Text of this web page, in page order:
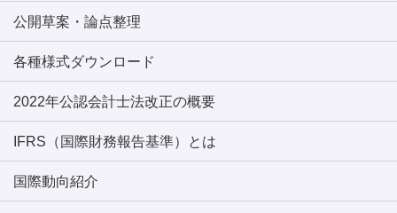
公開草案・論点整理
各種様式ダウンロード
2022年公認会計士法改正の概要
IFRS（国際財務報告基準）とは
国際動向紹介